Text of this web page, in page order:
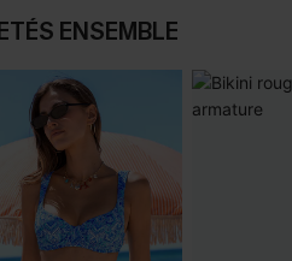
ENSEMBLE